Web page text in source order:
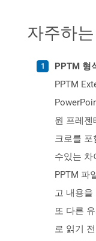
자주하
PPTM 형
PPTM
원 프레젠
크로를 포
수있는 차
PPTM 파
고 내용을
또 다른
로 읽기